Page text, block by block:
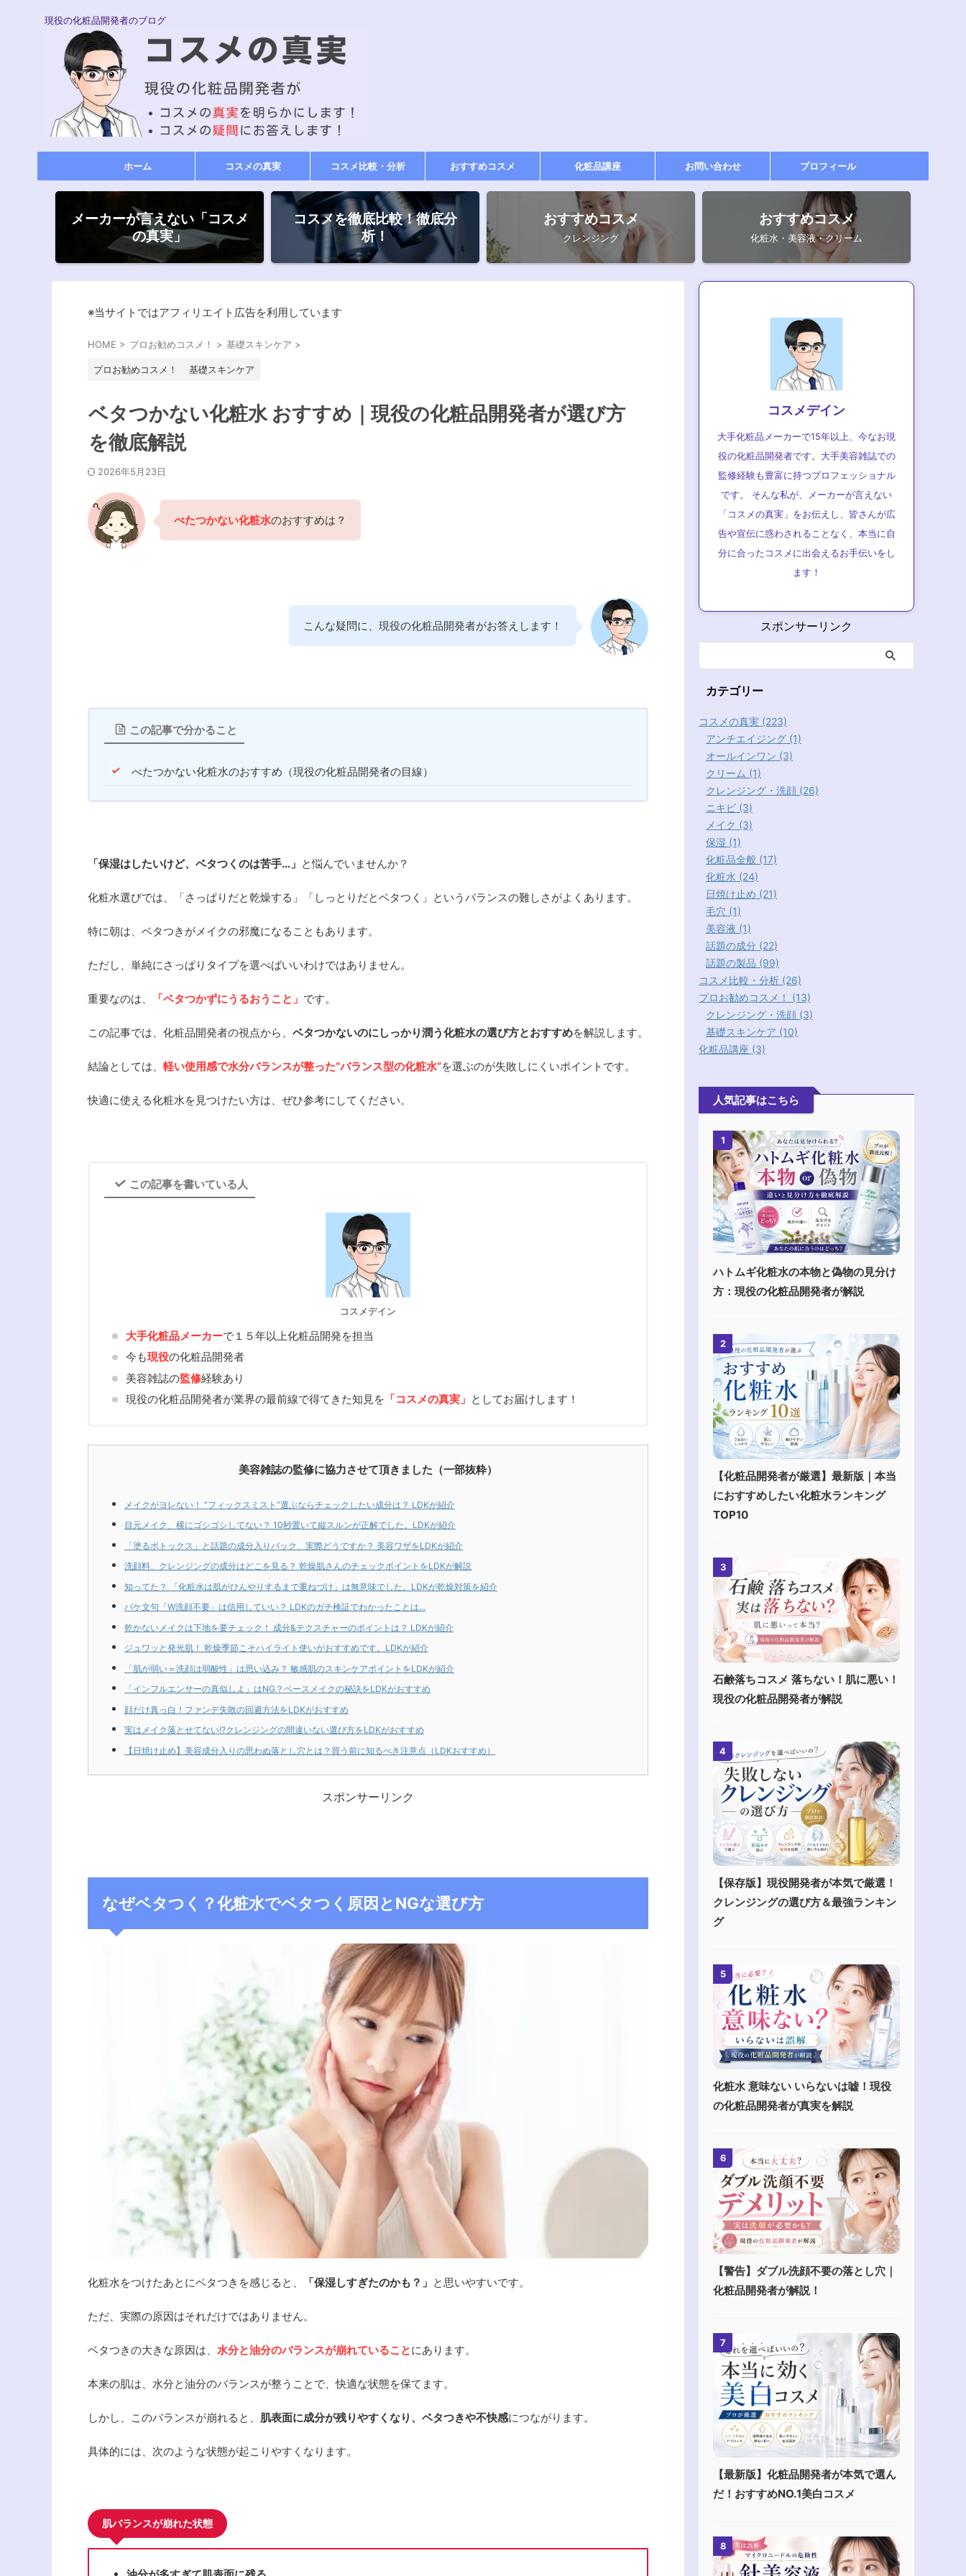
現役の化粧品開発者のブログ
ホーム コスメの真実 コスメ比較・分析 おすすめコスメ 化粧品講座 お問い合わせ プロフィール
メーカーが言えない「コスメ
の真実」
コスメを徹底比較！徹底分
析！
おすすめコスメ
クレンジング
おすすめコスメ
化粧水・美容液・クリーム
※当サイトではアフィリエイト広告を利用しています
HOME > プロお勧めコスメ！ > 基礎スキンケア >
プロお勧めコスメ！ 基礎スキンケア
ベタつかない化粧水 おすすめ｜現役の化粧品開発者が選び方
を徹底解説
2026年5月23日
べたつかない化粧水のおすすめは？
こんな疑問に、現役の化粧品開発者がお答えします！
この記事で分かること
べたつかない化粧水のおすすめ（現役の化粧品開発者の目線）
「保湿はしたいけど、ベタつくのは苦手…」 と悩んでいませんか？
化粧水選びでは、「さっぱりだと乾燥する」「しっとりだとベタつく」というバランスの難しさがよくあります。
特に朝は、ベタつきがメイクの邪魔になることもあります。
ただし、単純にさっぱりタイプを選べばいいわけではありません。
重要なのは、 「ベタつかずにうるおうこと」 です。
この記事では、化粧品開発者の視点から、 ベタつかないのにしっかり潤う化粧水の選び方とおすすめを解説します。
結論としては、 軽い使用感で水分バランスが整った“バランス型の化粧水”を選ぶのが失敗しにくいポイントです。
快適に使える化粧水を見つけたい方は、ぜひ参考にしてください。
この記事を書いている人
コスメデイン
大手化粧品メーカーで１５年以上化粧品開発を担当
今も現役の化粧品開発者
美容雑誌の監修経験あり
現役の化粧品開発者が業界の最前線で得てきた知見を 「コスメの真実」 としてお届けします！
美容雑誌の監修に協力させて頂きました（一部抜粋）
メイクがヨレない！ “フィックスミスト”選ぶならチェックしたい成分は？ LDKが紹介
目元メイク、横にゴシゴシしてない？ 10秒置いて縦スルンが正解でした。LDKが紹介
「塗るボトックス」と話題の成分入りパック、実際どうですか？ 美容ワザをLDKが紹介
洗顔料、クレンジングの成分はどこを見る？ 乾燥肌さんのチェックポイントをLDKが解説
知ってた？ 「化粧水は肌がひんやりするまで重ねづけ」は無意味でした。LDKが乾燥対策を紹介
パケ文句「W洗顔不要」は信用していい？ LDKのガチ検証でわかったことは...
乾かないメイクは下地を要チェック！ 成分&テクスチャーのポイントは？ LDKが紹介
ジュワッと発光肌！ 乾燥季節こそハイライト使いがおすすめです。LDKが紹介
「肌が弱い＝洗顔は弱酸性」は思い込み？ 敏感肌のスキンケアポイントをLDKが紹介
「インフルエンサーの真似しよ」はNG？ベースメイクの秘訣をLDKがおすすめ
顔だけ真っ白！ファンデ失敗の回避方法をLDKがおすすめ
実はメイク落とせてない!?クレンジングの間違いない選び方をLDKがおすすめ
【日焼け止め】美容成分入りの思わぬ落とし穴とは？買う前に知るべき注意点（LDKおすすめ）
スポンサーリンク
なぜベタつく？化粧水でベタつく原因とNGな選び方
化粧水をつけたあとにベタつきを感じると、 「保湿しすぎたのかも？」 と思いやすいです。
ただ、実際の原因はそれだけではありません。
ベタつきの大きな原因は、 水分と油分のバランスが崩れていることにあります。
本来の肌は、水分と油分のバランスが整うことで、快適な状態を保てます。
しかし、このバランスが崩れると、 肌表面に成分が残りやすくなり、ベタつきや不快感につながります。
具体的には、次のような状態が起こりやすくなります。
肌バランスが崩れた状態
コスメデイン
大手化粧品メーカーで15年以上、今なお現
役の化粧品開発者です。大手美容雑誌での
監修経験も豊富に持つプロフェッショナル
です。 そんな私が、メーカーが言えない
「コスメの真実」をお伝えし、皆さんが広
告や宣伝に惑わされることなく、本当に自
分に合ったコスメに出会えるお手伝いをし
ます！
スポンサーリンク
カテゴリー
コスメの真実 (223)
アンチエイジング (1)
オールインワン (3)
クリーム (1)
クレンジング・洗顔 (26)
ニキビ (3)
メイク (3)
保湿 (1)
化粧品全般 (17)
化粧水 (24)
日焼け止め (21)
毛穴 (1)
美容液 (1)
話題の成分 (22)
話題の製品 (99)
コスメ比較・分析 (26)
プロお勧めコスメ！ (13)
クレンジング・洗顔 (3)
基礎スキンケア (10)
化粧品講座 (3)
人気記事はこちら
1
ハトムギ化粧水の本物と偽物の見分け
方：現役の化粧品開発者が解説
2
【化粧品開発者が厳選】最新版｜本当
におすすめしたい化粧水ランキング
TOP10
3
石鹸落ちコスメ 落ちない！肌に悪い！
現役の化粧品開発者が解説
4
【保存版】現役開発者が本気で厳選！
クレンジングの選び方＆最強ランキン
グ
5
化粧水 意味ない いらないは嘘！現役
の化粧品開発者が真実を解説
6
【警告】ダブル洗顔不要の落とし穴｜
化粧品開発者が解説！
7
【最新版】化粧品開発者が本気で選ん
だ！おすすめNO.1美白コスメ
8